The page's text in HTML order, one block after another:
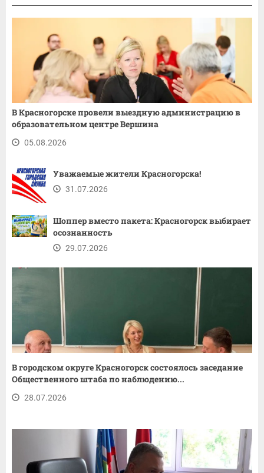
В Красногорске провели выездную администрацию в
образовательном центре Вершина
05.08.2026
Уважаемые жители Красногорска!
31.07.2026
Шоппер вместо пакета: Красногорск выбирает
осознанность
29.07.2026
В городском округе Красногорск состоялось заседание
Общественного штаба по наблюдению...
28.07.2026